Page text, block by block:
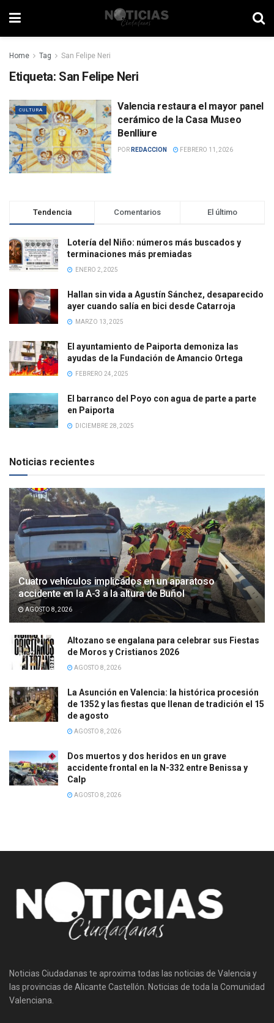
Home Tag San Felipe Neri
Etiqueta: San Felipe Neri
CULTURA
Valencia restaura el mayor panel
cerámico de la Casa Museo
Benlliure
POR REDACCION FEBRERO 11, 2026
Tendencia Comentarios El último
Lotería del Niño: números más buscados y
terminaciones más premiadas
ENERO 2, 2025
Hallan sin vida a Agustín Sánchez, desaparecido
ayer cuando salía en bici desde Catarroja
MARZO 13, 2025
El ayuntamiento de Paiporta demoniza las
ayudas de la Fundación de Amancio Ortega
FEBRERO 24, 2025
El barranco del Poyo con agua de parte a parte
en Paiporta
DICIEMBRE 28, 2025
Noticias recientes
Cuatro vehículos implicados en un aparatoso
accidente en la A-3 a la altura de Buñol
AGOSTO 8, 2026
Altozano se engalana para celebrar sus Fiestas
de Moros y Cristianos 2026
AGOSTO 8, 2026
La Asunción en Valencia: la histórica procesión
de 1352 y las fiestas que llenan de tradición el 15
de agosto
AGOSTO 8, 2026
Dos muertos y dos heridos en un grave
accidente frontal en la N-332 entre Benissa y
Calp
AGOSTO 8, 2026
Noticias Ciudadanas te aproxima todas las noticias de Valencia y
las provincias de Alicante Castellón. Noticias de toda la Comunidad
Valenciana.